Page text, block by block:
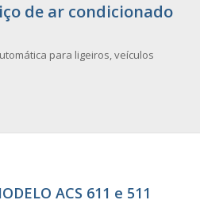
de ar condicionado
para ligeiros, veículos
ACS 611 e 511